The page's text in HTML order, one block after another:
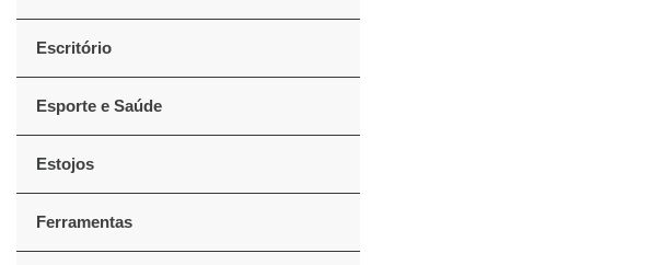
Escritório
Esporte e Saúde
Estojos
Ferramentas